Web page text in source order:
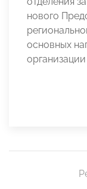
нового
основных